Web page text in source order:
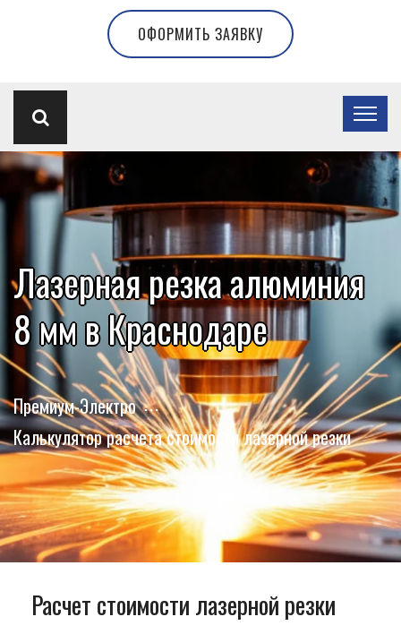
ОФОРМИТЬ ЗАЯВКУ
Лазерная резка алюминия
8 мм в Краснодаре
Премиум-Электро
Калькулятор расчета стоимости лазерной резки
Расчет стоимости лазерной резки